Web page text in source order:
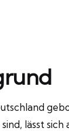
lässt sich